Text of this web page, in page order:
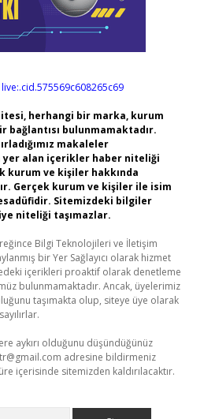
live:.cid.575569c608265c69
herhangi bir marka, kurum
bağlantısı bulunmamaktadır.
makaleler
yer alan içerikler haber niteliği
kurum ve kişiler hakkında
Gerçek kurum ve kişiler ile isim
Sitemizdeki bilgiler
niteliği taşımazlar.
Bilgi Teknolojileri ve İletişim
bir Yer Sağlayıcı olarak hizmet
içerikleri proaktif olarak denetleme
bulunmamaktadır. Ancak, üyelerimiz
taşımakta olup, siteye üye olarak
aykırı olduğunu düşündüğünüz
adresine bildirmeniz
içerisinde sitemizden kaldırılacaktır.